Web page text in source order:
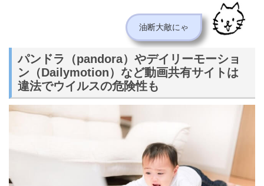
油断大敵にゃ
パンドラ（pandora）やデイリーモーショ
ン（Dailymotion）など動画共有サイトは
違法でウイルスの危険性も